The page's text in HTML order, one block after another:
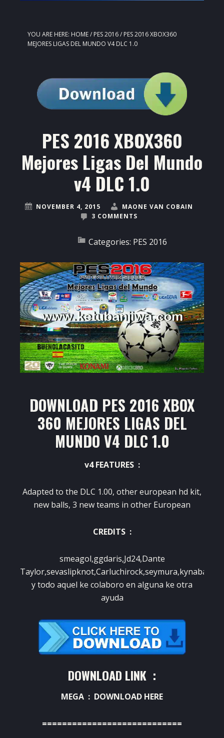
YOU ARE HERE: HOME/ PES 2016/ PES 2016 XBOX360
MEJORES LIGAS DEL MUNDO V4 DLC 1.0
PES 2016 XBOX360
Mejores Ligas Del Mundo
v4 DLC 1.0
NOVEMBER 4, 2015
MAONE VAN COBAIN
3 COMMENTS
Categories: PES 2016
DOWNLOAD PES 2016 XBOX
360 MEJORES LIGAS DEL
MUNDO V4 DLC 1.0
v4 FEATURES :
Adapted to the DLC 1.00, othereuropean hd kit,
new balls, 3 newteams in other European
CREDITS :
smeagol,ggdaris,Jd24,Dante
y todo aquel ke colaboro en alguna ke otra
ayuda
DOWNLOAD LINK :
MEGA : DOWNLOAD HERE
============================